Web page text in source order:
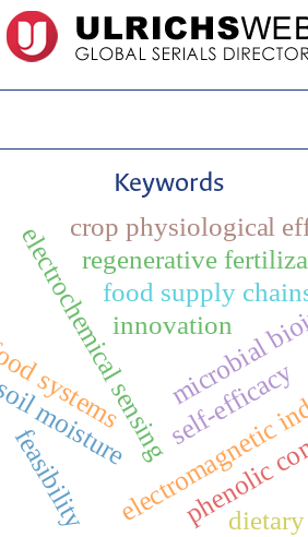
Keywords
electrochemical sensing
moisture
microbial
regenerative
crop physiological
food supply
systems
innovation
self-efficacy
feasibility phenolic